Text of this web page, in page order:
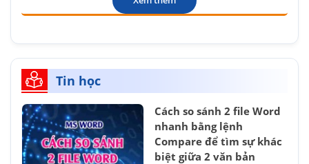
Tin học
Cách so sánh 2 file Word
nhanh bằng lệnh
Compare để tìm sự khác
biệt giữa 2 văn bản